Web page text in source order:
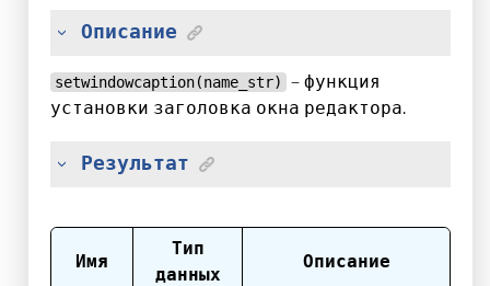
Описание
setwindowcaption(name_str)
– функция
установки заголовка окна редактора.
Результат
Имя
Тип
данных
Описание